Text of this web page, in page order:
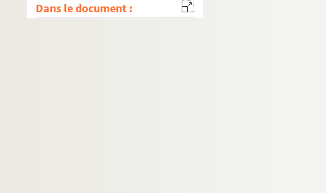
Dans le document :